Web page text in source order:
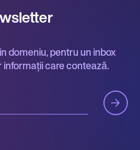
domeniu, pentru un inbox
informații care contează.